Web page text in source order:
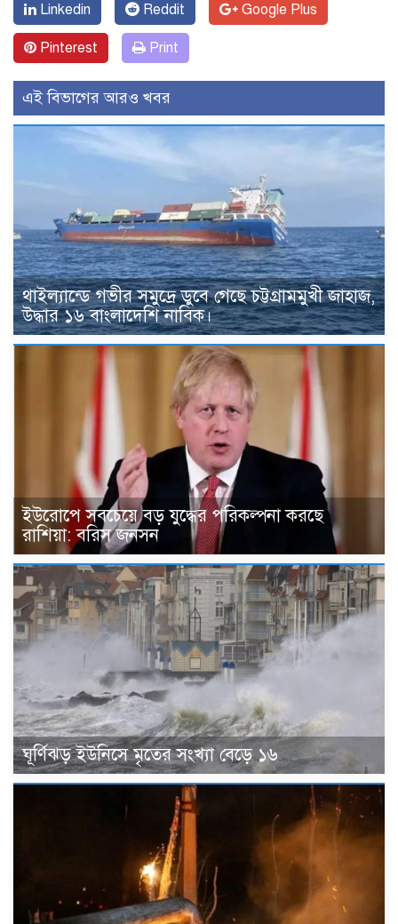
Linkedin Reddit Google Plus
Pinterest Print
এই বিভাগের আরও খবর
থাইল্যান্ডে গভীর সমুদ্রে ডুবে গেছে চট্টগ্রামমুখী জাহাজ,
উদ্ধার ১৬ বাংলাদেশি নাবিক।
ইউরোপে সবচেয়ে বড় যুদ্ধের পরিকল্পনা করছে
রাশিয়া: বরিস জনসন
ঘূর্ণিঝড় ইউনিসে মৃতের সংখ্যা বেড়ে ১৬